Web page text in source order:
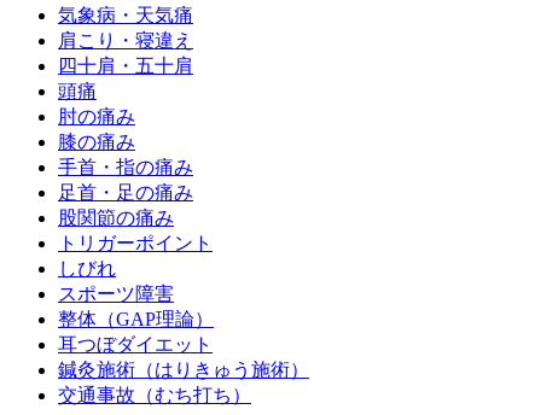
気象病・天気痛
肩こり・寝違え
四十肩・五十肩
頭痛
肘の痛み
膝の痛み
手首・指の痛み
足首・足の痛み
股関節の痛み
トリガーポイント
しびれ
スポーツ障害
整体（GAP理論）
耳つぼダイエット
鍼灸施術（はりきゅう施術）
交通事故（むち打ち）